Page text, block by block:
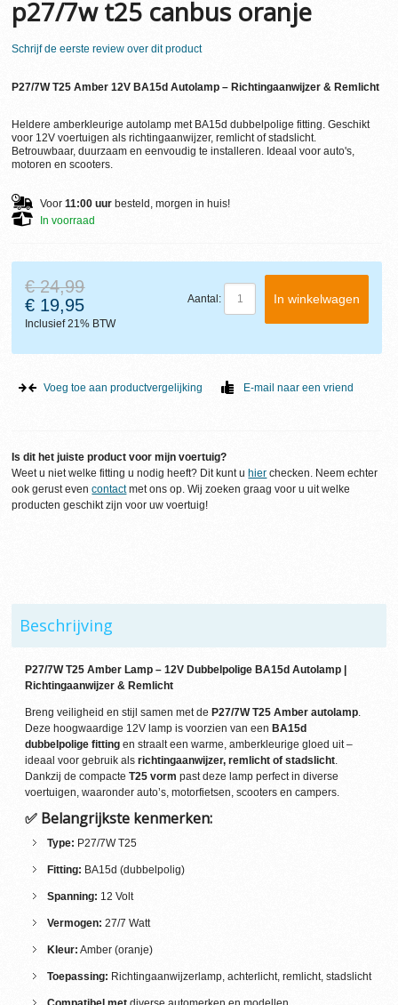
p27/7w t25 canbus oranje
Schrijf de eerste review over dit product
P27/7W T25 Amber 12V BA15d Autolamp – Richtingaanwijzer & Remlicht
Heldere amberkleurige autolamp met BA15d dubbelpolige fitting. Geschikt
voor 12V voertuigen als richtingaanwijzer, remlicht of stadslicht.
Betrouwbaar, duurzaam en eenvoudig te installeren. Ideaal voor auto's,
motoren en scooters.
Voor11:00 uur besteld, morgen in huis!
In voorraad
€ 24,99
€ 19,95
Inclusief 21% BTW
Aantal: In winkelwagen
Voeg toe aan productvergelijking E-mail naar een vriend
Is dit het juiste product voor mijn voertuig?
Weet u niet welke fitting u nodig heeft? Dit kunt u hier checken. Neem echter
ook gerust evencontactmet ons op. Wij zoeken graag voor u uit welke
producten geschikt zijn voor uw voertuig!
Beschrijving
P27/7W T25 Amber Lamp – 12V Dubbelpolige BA15d Autolamp |
Richtingaanwijzer & Remlicht
Breng veiligheid en stijl samen met de P27/7W T25 Amber autolamp.
Deze hoogwaardige 12V lamp is voorzien van een BA15d
dubbelpolige fitting en straalt een warme, amberkleurige gloed uit –
ideaal voor gebruik alsrichtingaanwijzer, remlicht of stadslicht.
Dankzij de compacteT25 vorm past deze lamp perfect in diverse
voertuigen, waaronder auto’s, motorfietsen, scooters en campers.
✅ Belangrijkste kenmerken:
Type: P27/7W T25
Fitting: BA15d (dubbelpolig)
Spanning: 12 Volt
Vermogen: 27/7 Watt
Kleur: Amber (oranje)
Toepassing: Richtingaanwijzerlamp, achterlicht, remlicht, stadslicht